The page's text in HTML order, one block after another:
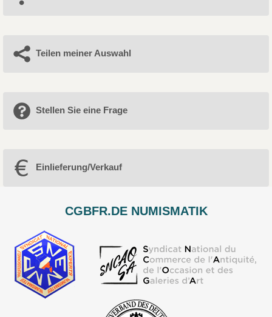
Teilen meiner Auswahl
Stellen Sie eine Frage
Einlieferung/Verkauf
CGBFR.DE NUMISMATIK